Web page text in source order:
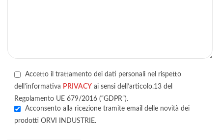
Accetto il trattamento dei dati personali nel rispetto
dell’informativa PRIVACY ai sensi dell’articolo.13 del
Regolamento UE 679/2016 (“GDPR”).
Acconsento alla ricezione tramite email delle novità dei
prodotti ORVI INDUSTRIE.